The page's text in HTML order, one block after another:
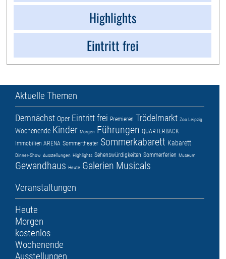
Highlights
Eintritt frei
Aktuelle Themen
Demnächst Oper Eintritt frei Premieren Trödelmarkt Zoo Leipzig
Wochenende Kinder Morgen Führungen QUARTERBACK
Immobilien ARENA Sommertheater Sommerkabarett Kabarett
Dinner-Show Ausstellungen Highlights Sehenswürdigkeiten Sommerferien Museum
Gewandhaus Heute Galerien Musicals
Veranstaltungen
Heute
Morgen
kostenlos
Wochenende
Ausstellungen